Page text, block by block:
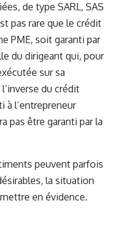
de type SARL, SAS
pas rare que le crédit
PME, soit garanti par
du dirigeant qui, pour
sur sa
du crédit
à l’entrepreneur
pas être garanti par la
peuvent parfois
la situation
en évidence.